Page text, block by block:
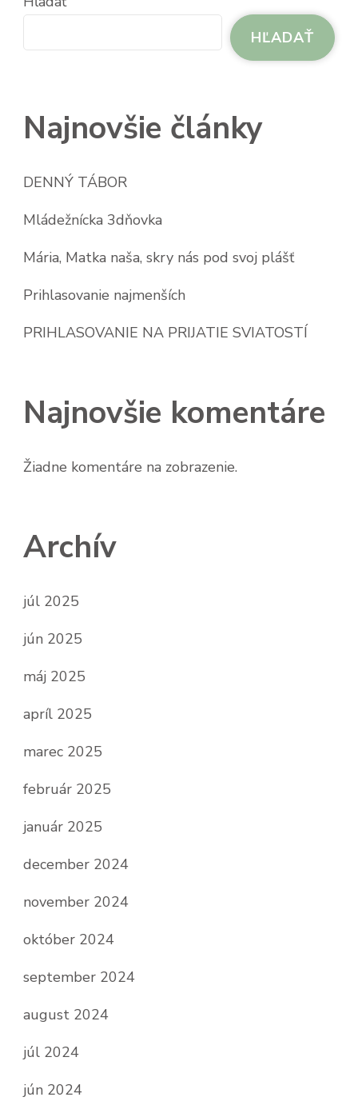
HĽADAŤ
Najnovšie články
DENNÝ TÁBOR
Mládežnícka 3dňovka
Mária, Matka naša, skry nás pod svoj plášť
Prihlasovanie najmenších
PRIHLASOVANIE NA PRIJATIE SVIATOSTÍ
Najnovšie komentáre
Žiadne komentáre na zobrazenie.
Archív
júl 2025
jún 2025
máj 2025
apríl 2025
marec 2025
február 2025
január 2025
december 2024
november 2024
október 2024
september 2024
august 2024
júl 2024
jún 2024